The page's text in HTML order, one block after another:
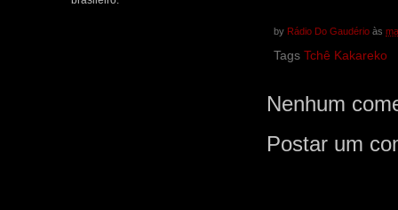
by Rádio Do Gaudério às
Tags Tchê Kakareko
Nenhum
Postar um